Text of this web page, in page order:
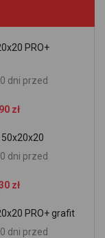
PRO+
dni przed
zł
dni przed
zł
PRO+ grafit
dni przed